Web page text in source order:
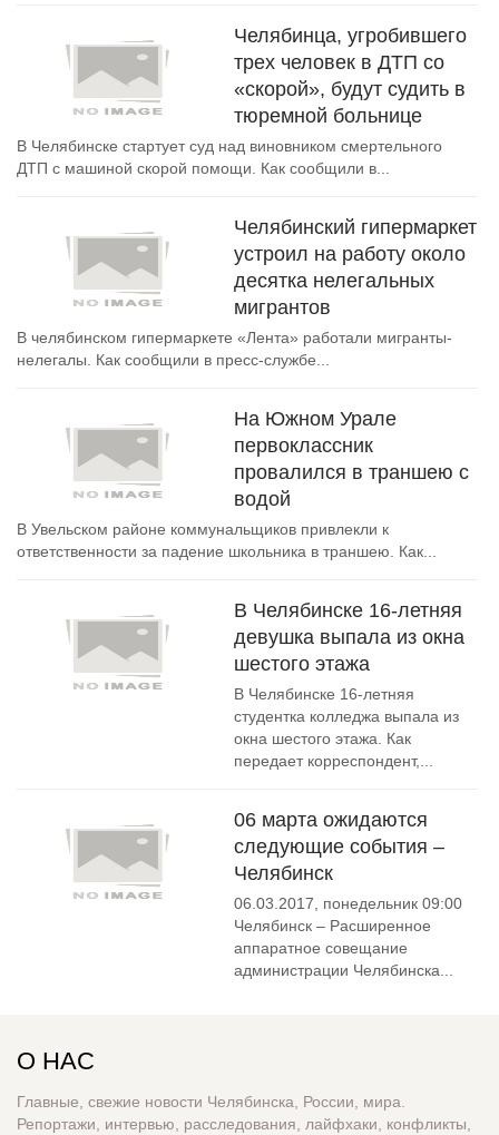
Челябинца, угробившего
трех человек в ДТП со
«скорой», будут судить в
тюремной больнице
В Челябинске стартует суд над виновником смертельного
ДТП с машиной скорой помощи. Как сообщили в...
Челябинский гипермаркет
устроил на работу около
десятка нелегальных
мигрантов
В челябинском гипермаркете «Лента» работали мигранты-
нелегалы. Как сообщили в пресс-службе...
На Южном Урале
первоклассник
провалился в траншею с
водой
В Увельском районе коммунальщиков привлекли к
ответственности за падение школьника в траншею. Как...
В Челябинске 16-летняя
девушка выпала из окна
шестого этажа
В Челябинске 16-летняя
студентка колледжа выпала из
окна шестого этажа. Как
передает корреспондент,...
06 марта ожидаются
следующие события –
Челябинск
06.03.2017, понедельник 09:00
Челябинск – Расширенное
аппаратное совещание
администрации Челябинска...
О НАС
Главные, свежие новости Челябинска, России, мира.
Репортажи, интервью, расследования, лайфхаки, конфликты,